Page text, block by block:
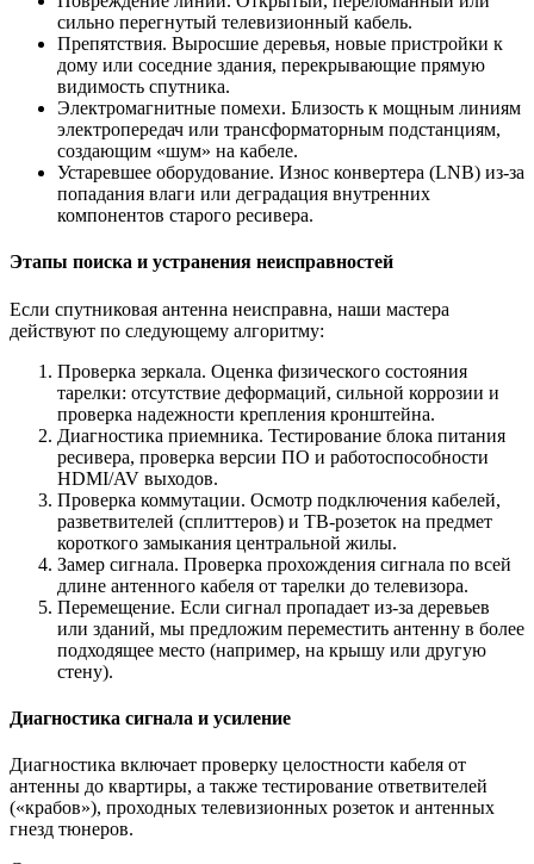
сильно перегнутый телевизионный кабель.
Препятствия. Выросшие деревья, новые пристройки к
дому или соседние здания, перекрывающие прямую
видимость спутника.
Электромагнитные помехи. Близость к мощным линиям
электропередач или трансформаторным подстанциям,
создающим «шум» на кабеле.
Устаревшее оборудование. Износ конвертера (LNB) из-за
попадания влаги или деградация внутренних
компонентов старого ресивера.
Этапы поиска и устранения неисправностей
Если спутниковая антенна неисправна, наши мастера
действуют по следующему алгоритму:
Проверка зеркала. Оценка физического состояния
тарелки: отсутствие деформаций, сильной коррозии и
проверка надежности крепления кронштейна.
Диагностика приемника. Тестирование блока питания
ресивера, проверка версии ПО и работоспособности
HDMI/AV выходов.
Проверка коммутации. Осмотр подключения кабелей,
разветвителей (сплиттеров) и ТВ-розеток на предмет
короткого замыкания центральной жилы.
Замер сигнала. Проверка прохождения сигнала по всей
длине антенного кабеля от тарелки до телевизора.
Перемещение. Если сигнал пропадает из-за деревьев
или зданий, мы предложим переместить антенну в более
подходящее место (например, на крышу или другую
стену).
Диагностика сигнала и усиление
Диагностика включает проверку целостности кабеля от
антенны до квартиры, а также тестирование ответвителей
(«крабов»), проходных телевизионных розеток и антенных
гнезд тюнеров.